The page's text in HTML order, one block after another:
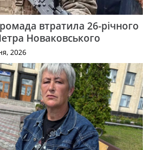
втратила 26-річного
Новаковського
2026